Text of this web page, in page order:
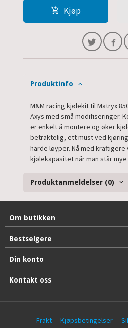
Kjøp
Produktinfo
M&M racing kjølekit til Matryx
Axys med små modifiseringer.
er enkelt å montere og øker
betraktelig, ett must ved
harde løyper. Nå med
kjølekapasitet når man står
Produktanmeldelser (0)
Om butikken
Bestselgere
Din konto
Kontakt oss
Frakt Kjøpsbetingelser